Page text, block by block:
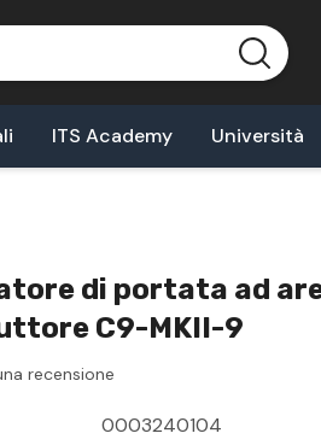
ITS Academy Università
di portata ad
C9-MKII-9
recensione
0003240104